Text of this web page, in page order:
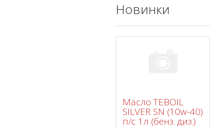
Новинки
Масло TEBOIL
SILVER SN (10w-40)
п/с 1л (бенз. диз.)